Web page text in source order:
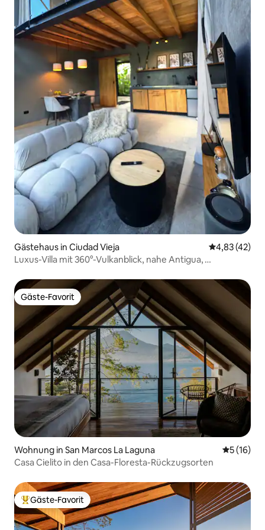
Gästehaus in Ciudad Vieja
4,83 (42)
Luxus-Villa mit 360°-Vulkanblick, nahe Antigua,
Gäste-Favorit
Gäste-Favorit
Wohnung in San Marcos La Laguna
5 (16)
Casa Cielito in den Casa-Floresta-Rückzugsorten
Beliebter Gäste-Favorit.
Gäste-Favorit